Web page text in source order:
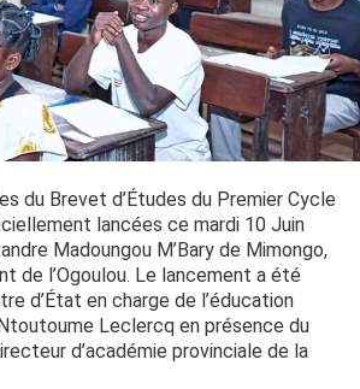
du Brevet d’Études du Premier Cycle
lancées ce mardi 10 Juin
Madoungou M’Bary de Mimongo,
de l’Ogoulou. Le lancement a été
d’État en charge de l’éducation
Leclercq en présence du
d’académie provinciale de la